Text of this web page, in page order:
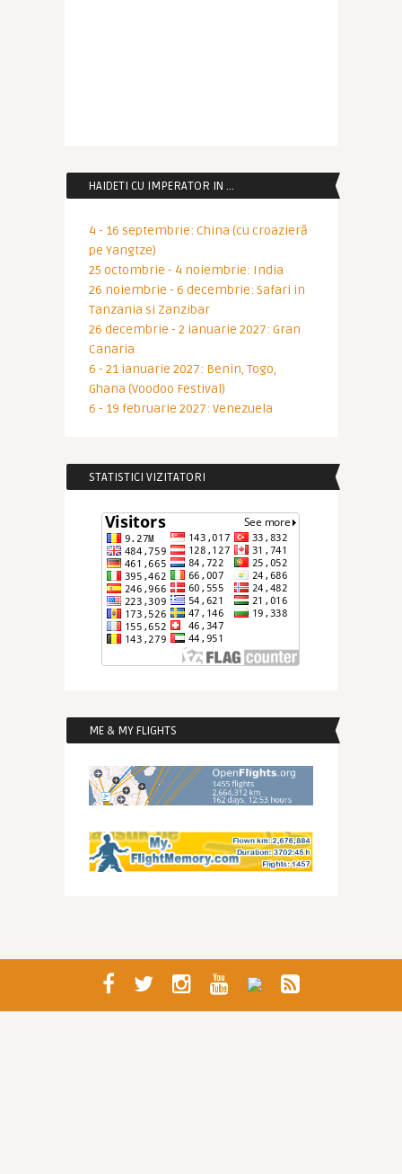
HAIDETI CU IMPERATOR IN …
4 - 16 septembrie: China (cu croazieră
pe Yangtze)
25 octombrie - 4 noiembrie: India
26 noiembrie - 6 decembrie: Safari in
Tanzania si Zanzibar
26 decembrie - 2 ianuarie 2027: Gran
Canaria
6 - 21 ianuarie 2027: Benin, Togo,
Ghana (Voodoo Festival)
6 - 19 februarie 2027: Venezuela
STATISTICI VIZITATORI
ME & MY FLIGHTS